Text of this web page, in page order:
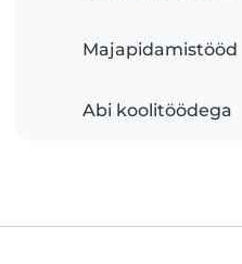
Majapidamistööd
Abi koolitöödega